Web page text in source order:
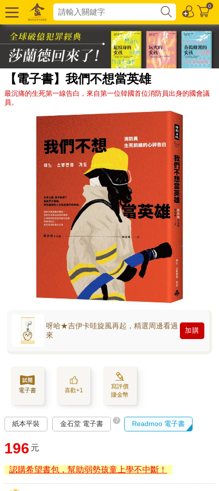
0
【電子書】我們不想當英雄
最沉痛的生死第一線告白，來自第一位韓國首位消防員出身的國會議
員。
呀哈★吉伊卡哇旋風再起，精選周邊看過
來
加購
電子書 喜歡+1
寫評價
賺金幣
紙本平裝 金石堂 電子書 ? Readmoo 電子書
196 元
認購希望書包，幫助弱勢孩童上學不中斷！